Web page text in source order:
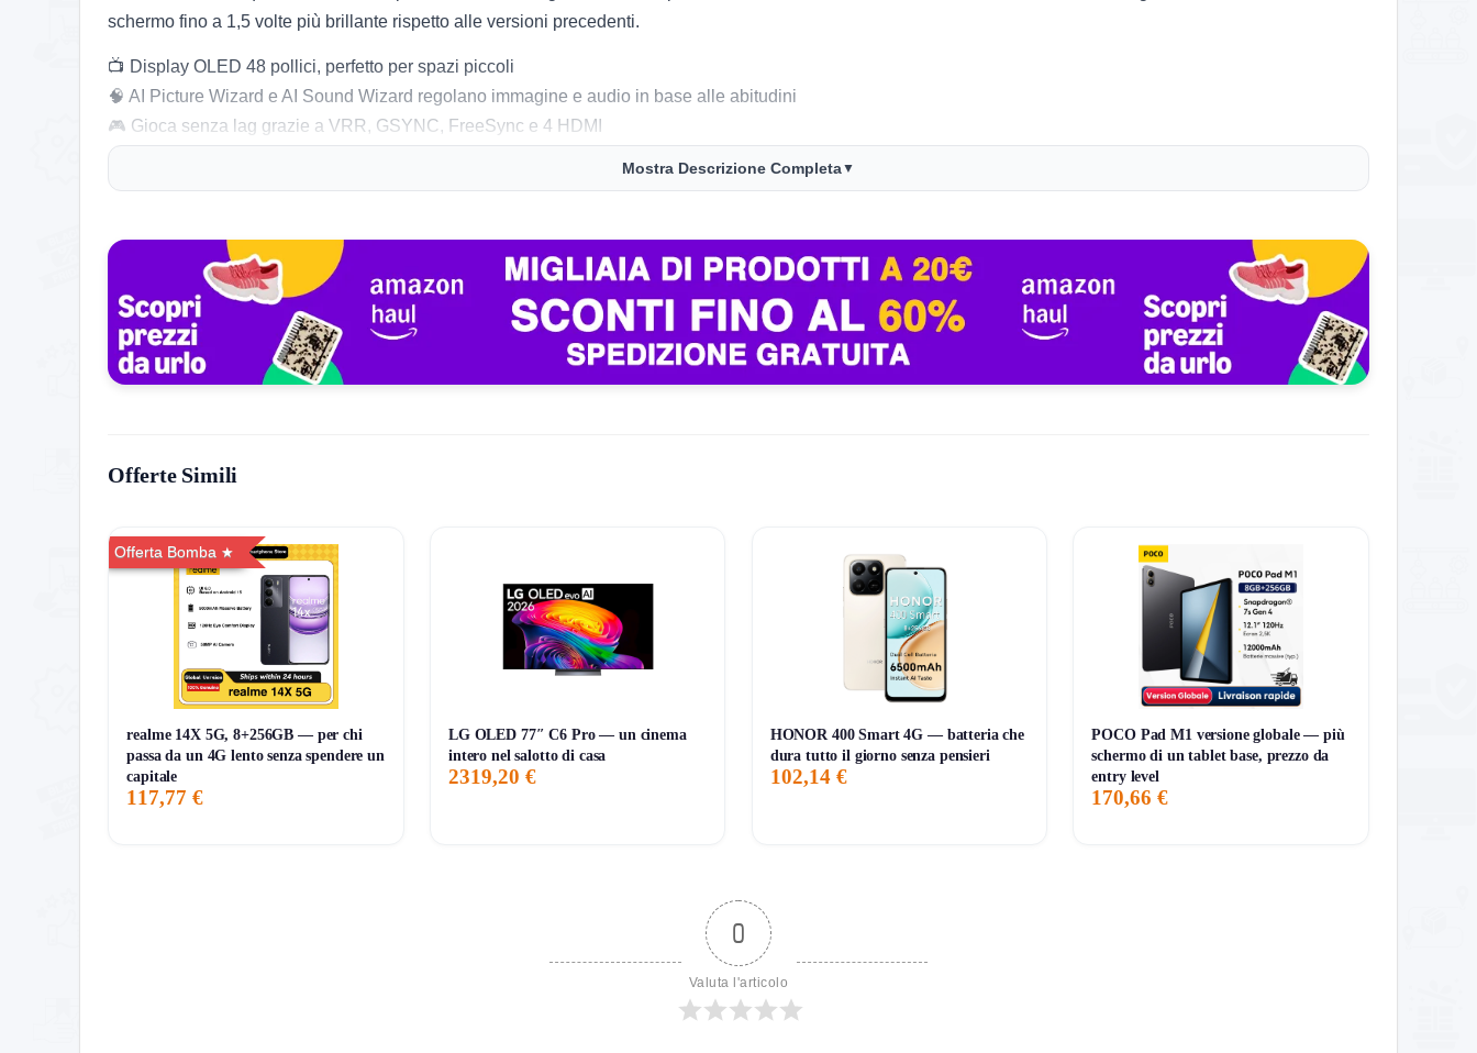
schermo fino a 1,5 volte più brillante rispetto alle versioni precedenti.
📺 Display OLED 48 pollici, perfetto per spazi piccoli
🧠 AI Picture Wizard e AI Sound Wizard regolano immagine e audio in base alle abitudini
🎮 Gioca senza lag grazie a VRR, GSYNC, FreeSync e 4 HDMI
🚀 Gaming in 4K fino a 144Hz
🔊 Dolby Vision e Atmos per film e serie realistici
💡 Aggiornamenti webOS Re:New per 5 anni
Consigli pratici:
📌 Sfrutta la base inclusa per sistemare il TV subito
💡 Regola la luminosità se la stanza è molto chiara
🎮 Collega console o PC per giocare in 4K a 144Hz
159 giorni di monitoraggio
969,00€766,00€
MINIMO
969,00€
MASSIMO
30G 90G Tutto
Mostra Descrizione Completa▼
Offerte Simili
Offerta Bomba
realme 14X 5G, 8+256GB — per chi
passa da un 4G lento senza spendere un
capitale
117,77 €
LG OLED 77″ C6 Pro — un cinema
intero nel salotto di casa
2319,20 €
HONOR 400 Smart 4G — batteria che
dura tutto il giorno senza pensieri
102,14 €
POCO Pad M1 versione globale — più
schermo di un tablet base, prezzo da
entry level
170,66 €
0
Valuta l'articolo